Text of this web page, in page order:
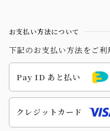
お支払い方法について
下記のお支払い方法をご利
Pay ID あと払い
クレジットカード